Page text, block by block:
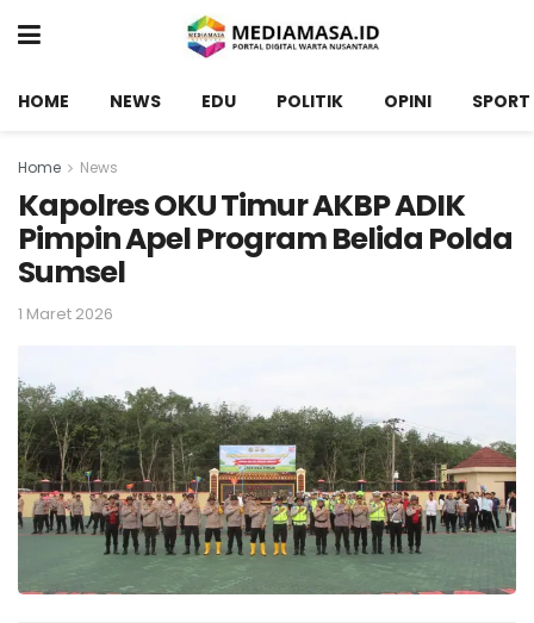
HOME NEWS EDU POLITIK OPINI SPORT
Home News
Kapolres OKU Timur AKBP ADIK
Pimpin Apel Program Belida Polda
Sumsel
1 Maret 2026